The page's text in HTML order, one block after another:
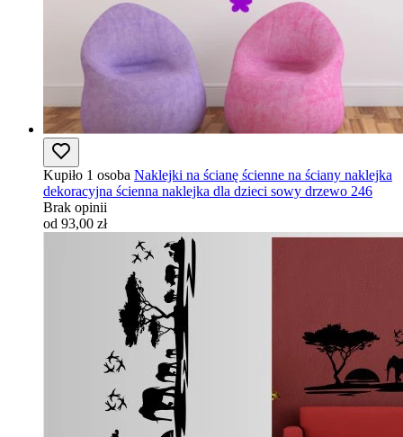
Kupiło 1 osoba Naklejki na ścianę ścienne na ściany naklejka
dekoracyjna ścienna naklejka dla dzieci sowy drzewo 246
Brak opinii
od 93,00 zł